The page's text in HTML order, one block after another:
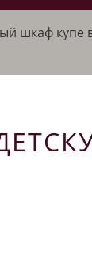
шкаф купе